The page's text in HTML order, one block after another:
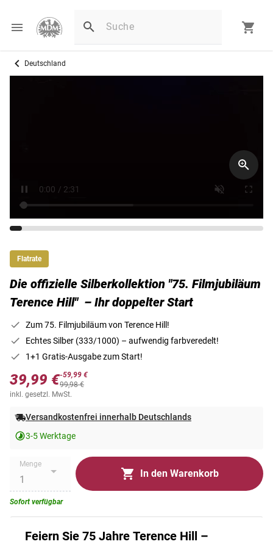
Deutschland
Flatrate
Die offizielle Silberkollektion "75. Filmjubiläum
Terence Hill" – Ihr doppelter Start
Zum 75. Filmjubiläum von Terence Hill!
Echtes Silber (333/1000) – aufwendig farbveredelt!
1+1 Gratis-Ausgabe zum Start!
39,99 €-59,99 €
99,98 €
inkl. gesetzl. MwSt.
Versandkostenfrei innerhalb Deutschlands
3-5 Werktage
Menge
In den Warenkorb
Sofort verfügbar
Feiern Sie 75 Jahre Terence Hill –